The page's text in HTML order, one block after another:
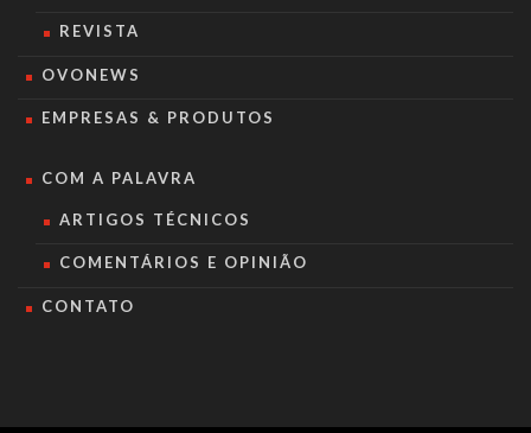
REVISTA
OVONEWS
EMPRESAS & PRODUTOS
COM A PALAVRA
ARTIGOS TÉCNICOS
COMENTÁRIOS E OPINIÃO
CONTATO